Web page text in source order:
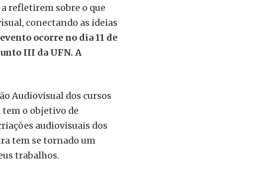
refletirem sobre o que
conectando as ideias
ocorre no dia 11 de
III da UFN. A
Audiovisual dos cursos
tem o objetivo de
audiovisuais dos
tem se tornado um
trabalhos.